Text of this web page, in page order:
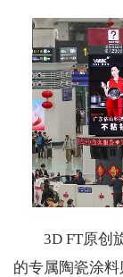
3D FT原创
的专属陶瓷涂